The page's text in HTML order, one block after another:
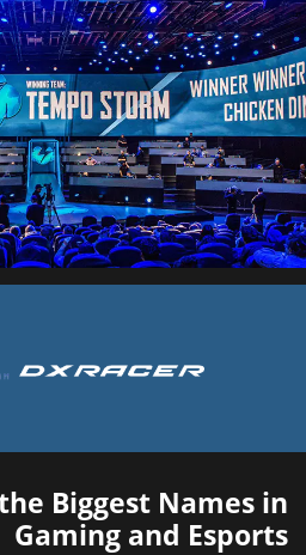
Biggest Names in
Gaming and Esports